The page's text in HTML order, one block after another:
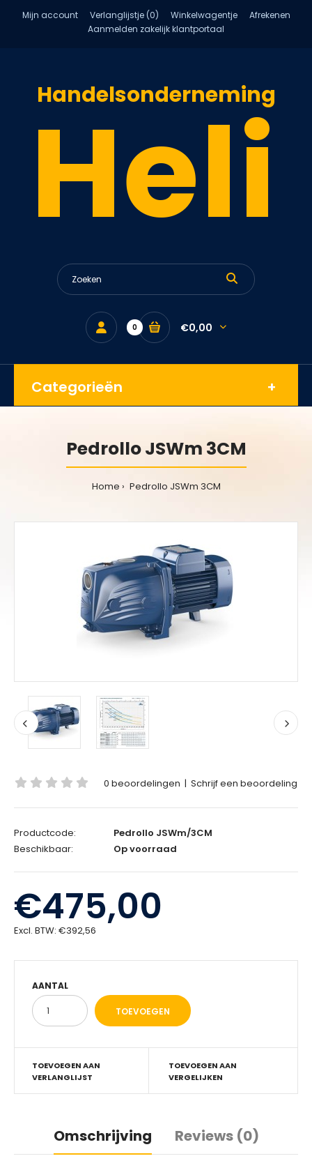
Mijn account Verlanglijstje (0) Winkelwagentje
Afrekenen
Aanmelden zakelijk klantportaal
Handelsonderneming
Heli
0 €0,00
Categorieën
Pedrollo JSWm 3CM
Home Pedrollo JSWm 3CM
0 beoordelingen | Schrijf een beoordeling
Productcode:
Pedrollo JSWm/3CM
Beschikbaar:
Op voorraad
€475,00
Excl. BTW: €392,56
AANTAL
TOEVOEGEN AAN
VERLANGLIJST
TOEVOEGEN AAN
VERGELIJKEN
Omschrijving Reviews (0)